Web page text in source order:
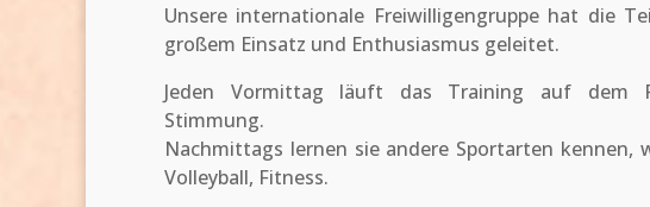
Unsere internationale Freiwilligengruppe hat die
großem Einsatz und Enthusiasmus geleitet.
Jeden Vormittag läuft das Training auf dem
Stimmung.
Nachmittags lernen sie andere Sportarten kennen,
Volleyball, Fitness.